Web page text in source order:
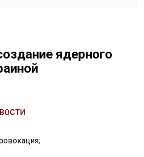
ядерного